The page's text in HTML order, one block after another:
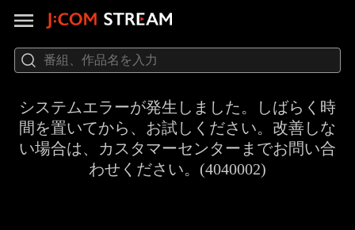
システムエラーが発生しました。しばらく時
間を置いてから、お試しください。改善しな
い場合は、カスタマーセンターまでお問い合
わせください。(4040002)